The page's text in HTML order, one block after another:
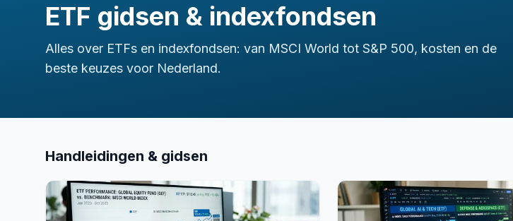
ETF gidsen & indexfondsen
Alles over ETFs en indexfondsen: van MSCI World tot S&P 500, kosten en de
beste keuzes voor Nederland.
Handleidingen & gidsen
etf etf